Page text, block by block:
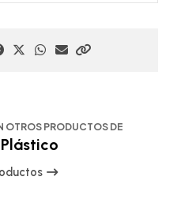
OTROS PRODUCTOS DE